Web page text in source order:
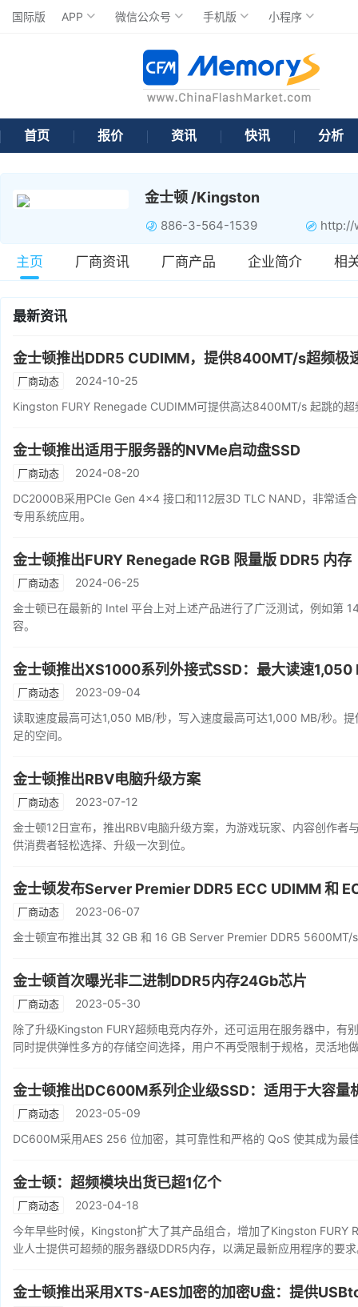
国际版 APP 微信公众号 手机版 小程序
首页 报价 资讯 快讯 分析
金士顿 /Kingston
886-3-564-1539 http://
主页 厂商资讯 厂商产品 企业简介 相
最新资讯
金士顿推出DDR5 CUDIMM，提供8400MT/s超频极
厂商动态
2024-10-25
Kingston FURY Renegade CUDIMM可提供高达8400MT/s 起跳的
金士顿推出适用于服务器的NVMe启动盘SSD
厂商动态
2024-08-20
DC2000B采用PCIe Gen 4x4 接口和112层3D TLC NAND，非常适
专用系统应用。
金士顿推出FURY Renegade RGB 限量版 DDR5 内存
厂商动态
2024-06-25
金士顿已在最新的 Intel 平台上对上述产品进行了广泛测试，例如第
容。
金士顿推出XS1000系列外接式SSD：最大读速1,050
厂商动态
2023-09-04
读取速度最高可达1,050 MB/秒，写入速度最高可达1,000 MB/秒。
足的空间。
金士顿推出RBV电脑升级方案
厂商动态
2023-07-12
金士顿12日宣布，推出RBV电脑升级方案，为游戏玩家、内容创作
供消费者轻松选择、升级一次到位。
金士顿发布Server Premier DDR5 ECC UDIMM 和
厂商动态
2023-06-07
金士顿宣布推出其 32 GB 和 16 GB Server Premier DDR5
金士顿首次曝光非二进制DDR5内存24Gb芯片
厂商动态
2023-05-30
除了升级Kingston FURY超频电竞内存外，还可运用在服务器中，
同时提供弹性多方的存储空间选择，用户不再受限制于规格，灵活地
金士顿推出DC600M系列企业级SSD：适用于大容量
厂商动态
2023-05-09
DC600M采用AES 256 位加密，其可靠性和严格的 QoS 使其成为最
金士顿：超频模块出货已超1亿个
厂商动态
2023-04-18
今年早些时候，Kingston扩大了其产品组合，增加了Kingston
业人士提供可超频的服务器级DDR5内存，以满足最新应用程序的要
金士顿推出采用XTS-AES加密的加密U盘：提供